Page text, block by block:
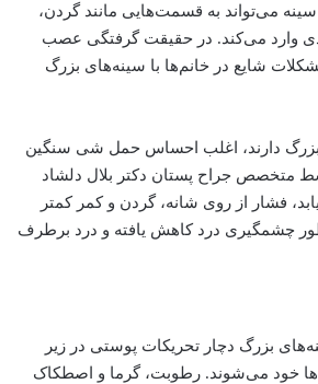
می‌تواند به قسمت‌هایی مانند گردن،
وارد می‌کند. در حقیقت گرفتگی عصب
شایع در خانم‌ها با سینه‌های بزرگ
بزرگ دارند، اغلب احساس حمل شی سنگین
متخصص جراح پستان دکتر بلال دلشاد
فشار از روی شانه، گردن و کمر کمتر
چشمگیری درد کاهش یافته و درد برطرف
بزرگ دچار تحریکات پوستی در زیر
خود می‌شوند. رطوبت، گرما و اصطکاک